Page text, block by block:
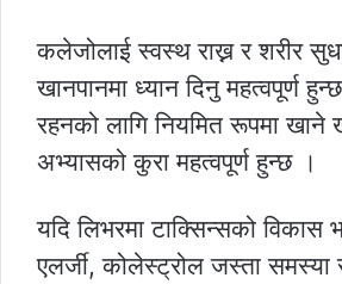
कलेजोलाई स्वस्थ राख्न र शरीर
खानपानमा ध्यान दिनु महत्वपूर्ण
रहनको लागि नियमित रूपमा खाने
अभ्यासको कुरा महत्वपूर्ण हुन्छ ।
यदि लिभरमा टाक्सिन्सको
एलर्जी, कोलेस्ट्रोल जस्ता समस्या